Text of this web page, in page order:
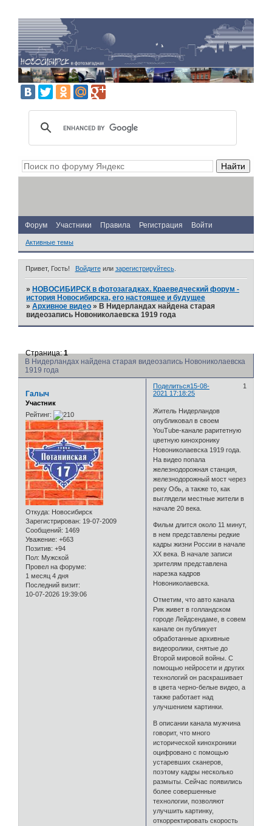
Форум Участники Правила Регистрация Войти
Активные темы
Привет, Гость! Войдитеили зарегистрируйтесь.
» НОВОСИБИРСК в фотозагадках. Краеведческий форум -
история Новосибирска, его настоящее и будущее
»Архивное видео » В Нидерландах найдена старая
видеозапись Новониколаевска 1919 года
В Нидерландах найдена старая видеозапись Новониколаевска
1919 года
Страница:1
Поделиться 1
15-08-
2021 17:18:25
Галыч
Участник
Рейтинг:
Откуда: Новосибирск
Зарегистрирован: 19-07-2009
Сообщений: 1469
Уважение: +663
Позитив: +94
Пол: Мужской
Провел на форуме:
1 месяц 4 дня
Последний визит:
10-07-2026 19:39:06
Житель Нидерландов
опубликовал в своем
YouTube-канале раритетную
цветную кинохронику
Новониколаевска 1919 года.
На видео попала
железнодорожная станция,
железнодорожный мост через
реку Обь, а также то, как
выглядели местные жители в
начале 20 века.
Фильм длится около 11 минут,
в нем представлены редкие
кадры жизни России в начале
XX века. В начале записи
зрителям представлена
нарезка кадров
Новониколаевска.
Отметим, что авто канала
Рик живет в голландском
городе Лейдсендаме, в совем
канале он публикует
обработанные архивные
видеоролики, снятые до
Второй мировой войны. С
помощью нейросети и других
технологий он раскрашивает
в цвета черно-белые видео, а
также работает над
улучшением картинки.
В описании канала мужчина
говорит, что много
исторической кинохроники
оцифровано с помощью
устаревших сканеров,
поэтому кадры несколько
размыты. Сейчас появились
более совершенные
технологии, позволяют
улучшить картинку,
откорректировать скорость